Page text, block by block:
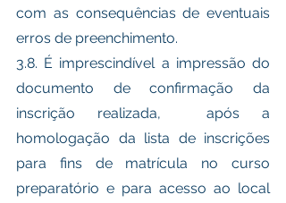
com as consequências de eventuais
erros de preenchimento.
3.8. É imprescindível a impressão do
documento de confirmação da
inscrição realizada,  após a
homologação da lista de inscrições
para fins de matrícula no curso
preparatório e para acesso ao local